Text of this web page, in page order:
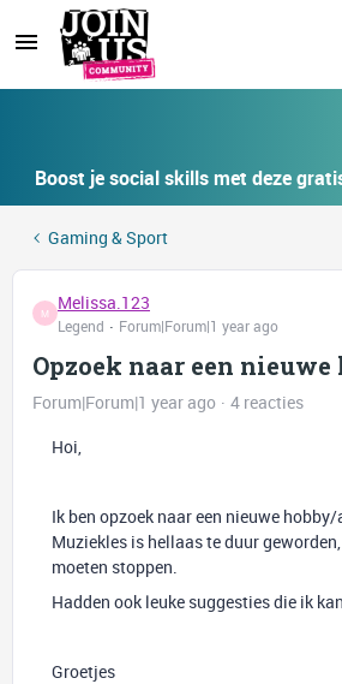
Boost je social skills met deze
Gaming & Sport
M Melissa.123
Legend Forum|Forum|1 year ago
Opzoek naar een nieuwe
Forum|Forum|1 year ago
4 reacties
Hoi,
Ik ben opzoek naar een nieuwe
Muziekles is hellaas te duur
moeten stoppen.
Hadden ook leuke suggesties die ik
Groetjes